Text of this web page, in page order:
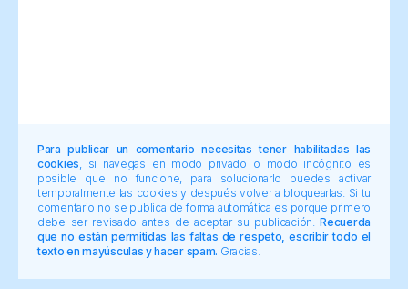
Para publicar un comentario necesitas tener habilitadas las
cookies , si navegas en modo privado o modo incógnito es
posible que no funcione, para solucionarlo puedes activar
temporalmente las cookies y después volver a bloquearlas. Si tu
comentario no se publica de forma automática es porque primero
debe ser revisado antes de aceptar su publicación.Recuerda
que no están permitidas las faltas de respeto, escribir todo el
texto en mayúsculas y hacer spam. Gracias.